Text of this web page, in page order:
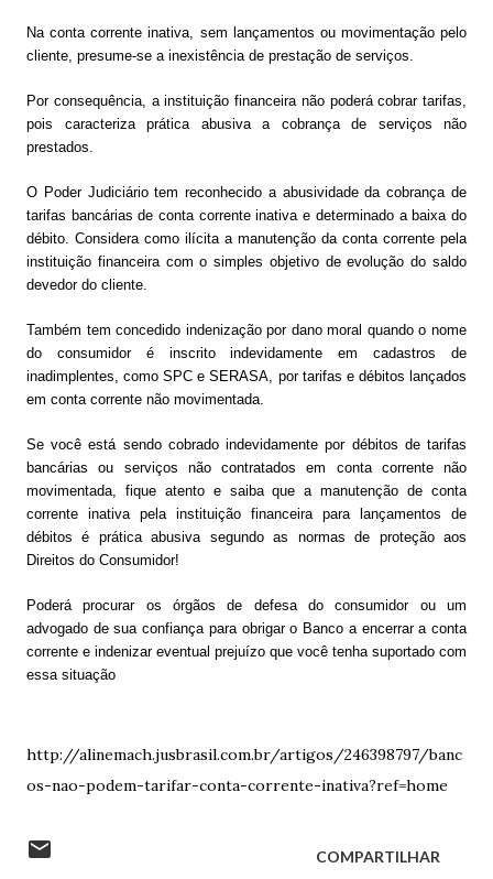
Na conta corrente inativa, sem lançamentos ou movimentação pelo
cliente, presume-se a inexistência de prestação de serviços.
Por consequência, a instituição financeira não poderá cobrar tarifas,
pois caracteriza prática abusiva a cobrança de serviços não
prestados.
O Poder Judiciário tem reconhecido a abusividade da cobrança de
tarifas bancárias de conta corrente inativa e determinado a baixa do
débito. Considera como ilícita a manutenção da conta corrente pela
instituição financeira com o simples objetivo de evolução do saldo
devedor do cliente.
Também tem concedido indenização por dano moral quando o nome
do consumidor é inscrito indevidamente em cadastros de
inadimplentes, como SPC e SERASA, por tarifas e débitos lançados
em conta corrente não movimentada.
Se você está sendo cobrado indevidamente por débitos de tarifas
bancárias ou serviços não contratados em conta corrente não
movimentada, fique atento e saiba que a manutenção de conta
corrente inativa pela instituição financeira para lançamentos de
débitos é prática abusiva segundo as normas de proteção aos
Direitos do Consumidor!
Poderá procurar os órgãos de defesa do consumidor ou um
advogado de sua confiança para obrigar o Banco a encerrar a conta
corrente e indenizar eventual prejuízo que você tenha suportado com
essa situação
http://alinemach.jusbrasil.com.br/artigos/246398797/banc
os-nao-podem-tarifar-conta-corrente-inativa?ref=home
COMPARTILHAR